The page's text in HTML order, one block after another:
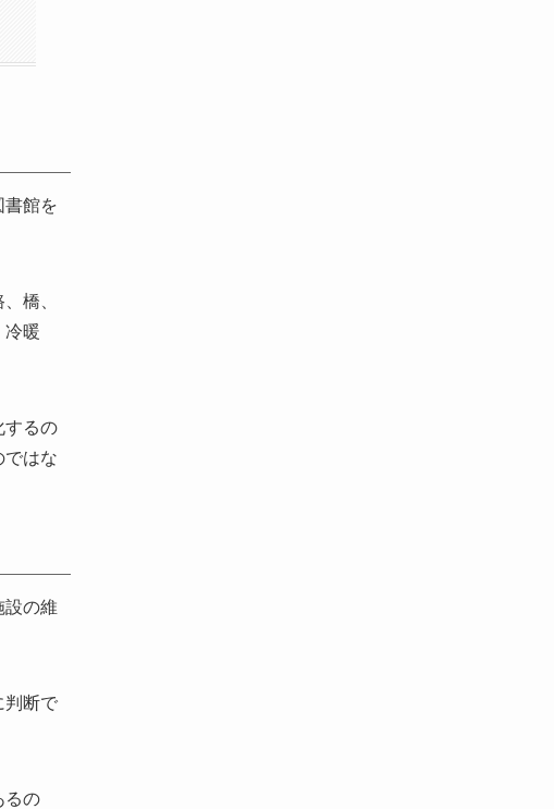
書館を
橋、
冷暖
するの
ではな
設の維
判断で
るの